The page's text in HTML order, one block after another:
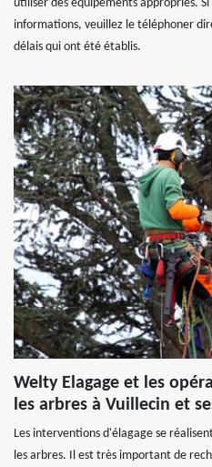
utiliser des équipements appropriés.
informations, veuillez le téléphoner
délais qui ont été établis.
Welty Elagage et les
les arbres à Vuillecin et
Les interventions d'élagage se
les arbres. Il est très important de